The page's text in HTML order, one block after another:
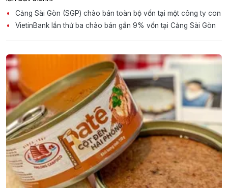
Cảng Sài Gòn (SGP) chào bán toàn bộ vốn tại một công ty con
VietinBank lần thứ ba chào bán gần 9% vốn tại Cảng Sài Gòn